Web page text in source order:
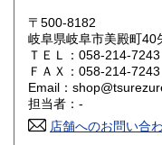
岡山県
山口県
香川県
高知県
〒500-8182
岐阜県岐阜市美殿町
ＴＥＬ：058-214-7243
ＦＡＸ：058-214-7243
Email：
担当者：-
店舗へのお問い合